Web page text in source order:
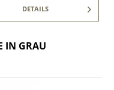
DETAILS
IN GRAU